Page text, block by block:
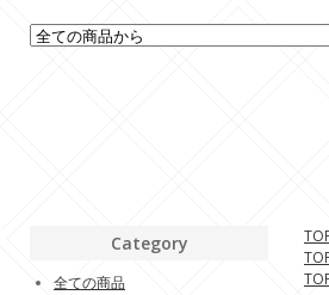
Category
全ての商品